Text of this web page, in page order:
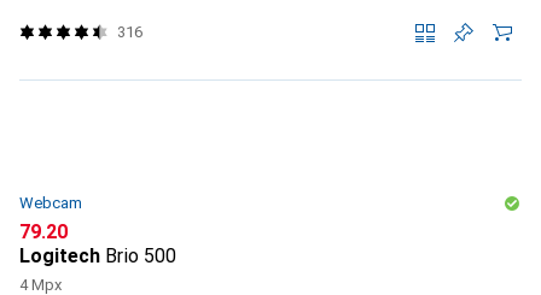
316
Webcam
CHF
79.20
Logitech Brio 500
4 Mpx